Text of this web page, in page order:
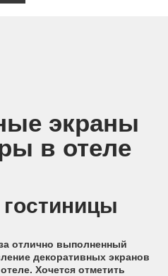
экраны
в отеле
отлично выполненный
декоративных экранов
Хочется отметить